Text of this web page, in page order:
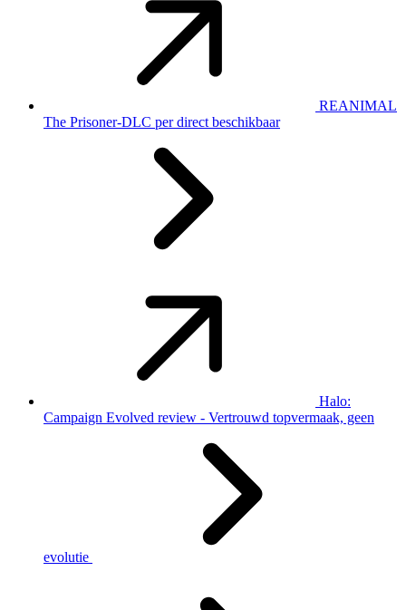
REANIMAL
The Prisoner-DLC per direct beschikbaar
Halo:
Campaign Evolved review - Vertrouwd topvermaak, geen
evolutie